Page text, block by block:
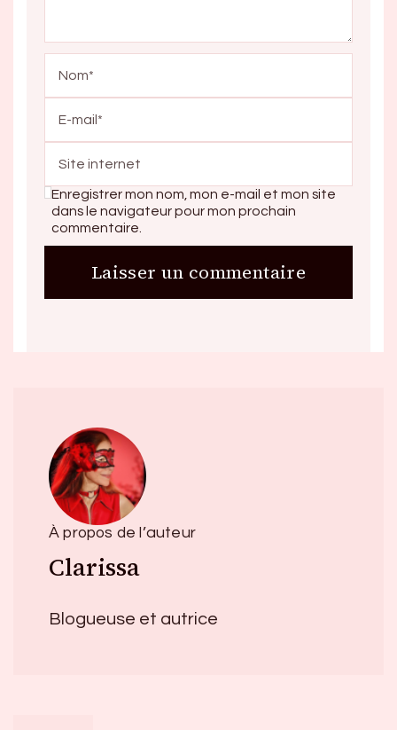
Enregistrer mon nom, mon e-mail et mon site
dans le navigateur pour mon prochain
commentaire.
À propos de l’auteur
Clarissa
Blogueuse et autrice